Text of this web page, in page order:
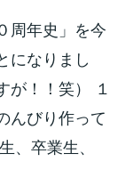
周年史」を今
になりまし
が！！笑） １
んびり作って
、卒業生、